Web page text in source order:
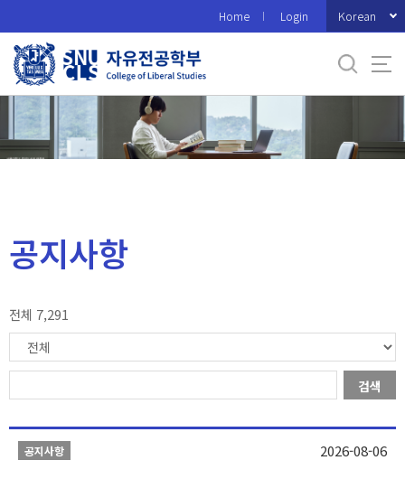
로
메
Home Login Korean
공지사항
전체 7,291
검색
공지사항 2026-08-06